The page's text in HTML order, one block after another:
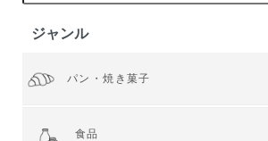
ジャンル
パン・焼き菓子
食品